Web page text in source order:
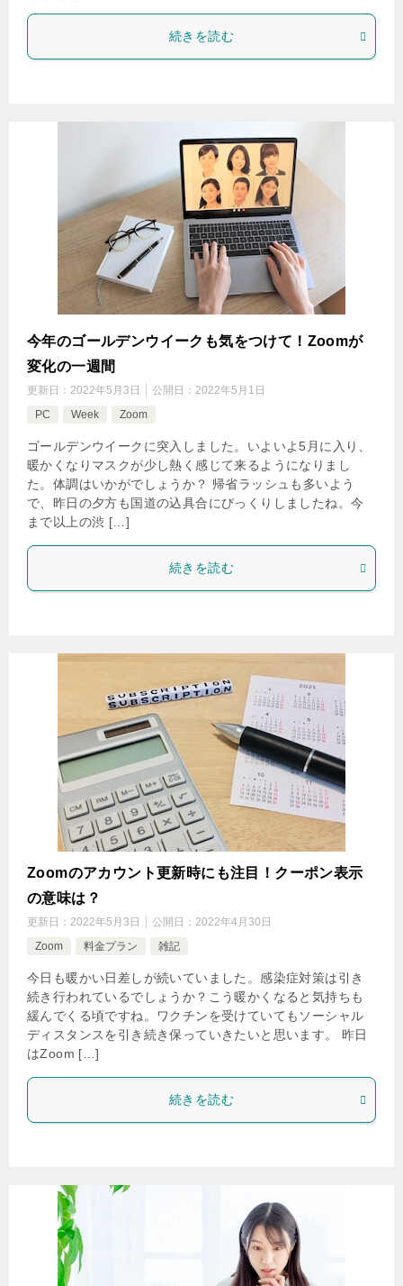
続きを読む
今年のゴールデンウイークも気をつけて！Zoomが
変化の一週間
更新日： 2022年5月3日 公開日： 2022年5月1日
PC
Week Zoom
ゴールデンウイークに突入しました。いよいよ5月に入り、
暖かくなりマスクが少し熱く感じて来るようになりまし
た。体調はいかがでしょうか？ 帰省ラッシュも多いよう
で、昨日の夕方も国道の込具合にびっくりしましたね。今
まで以上の渋 […]
続きを読む
Zoomのアカウント更新時にも注目！クーポン表示
の意味は？
更新日： 2022年5月3日 公開日： 2022年4月30日
Zoom
料金プラン 雑記
今日も暖かい日差しが続いていました。感染症対策は引き
続き行われているでしょうか？こう暖かくなると気持ちも
緩んでくる頃ですね。ワクチンを受けていてもソーシャル
ディスタンスを引き続き保っていきたいと思います。 昨日
はZoom […]
続きを読む